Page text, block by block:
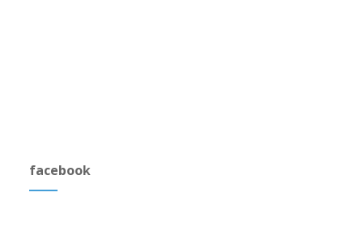
facebook